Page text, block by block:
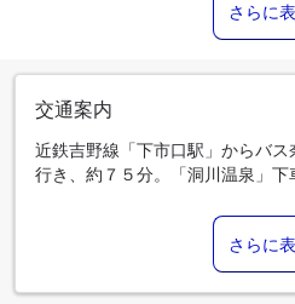
さらに
交通案内
近鉄吉野線「下市口駅」からバス
行き、約７５分。「洞川温泉」下
さらに